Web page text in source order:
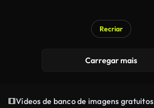
Recriar
Carregar mais
Vídeos de banco de imagens gratuitos